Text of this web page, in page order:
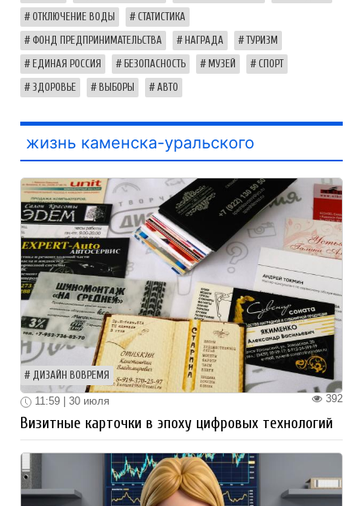
ОТКЛЮЧЕНИЕ ВОДЫ СТАТИСТИКА
ФОНД ПРЕДПРИНИМАТЕЛЬСТВА НАГРАДА ТУРИЗМ
ЕДИНАЯ РОССИЯ БЕЗОПАСНОСТЬ МУЗЕЙ СПОРТ
ЗДОРОВЬЕ ВЫБОРЫ АВТО
жизнь каменска-уральского
ДИЗАЙН ВОВРЕМЯ
392
11:59 | 30 июля
Визитные карточки в эпоху цифровых технологий